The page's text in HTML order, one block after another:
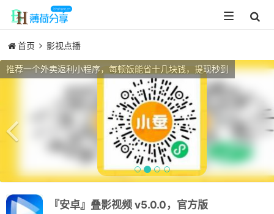
Toggle
navigation
首页 影视点播
推荐一个外卖返利小程序，每顿饭能省十几块钱，提现秒到
Previous
『安卓』叠影视频 v5.0.0，官方版